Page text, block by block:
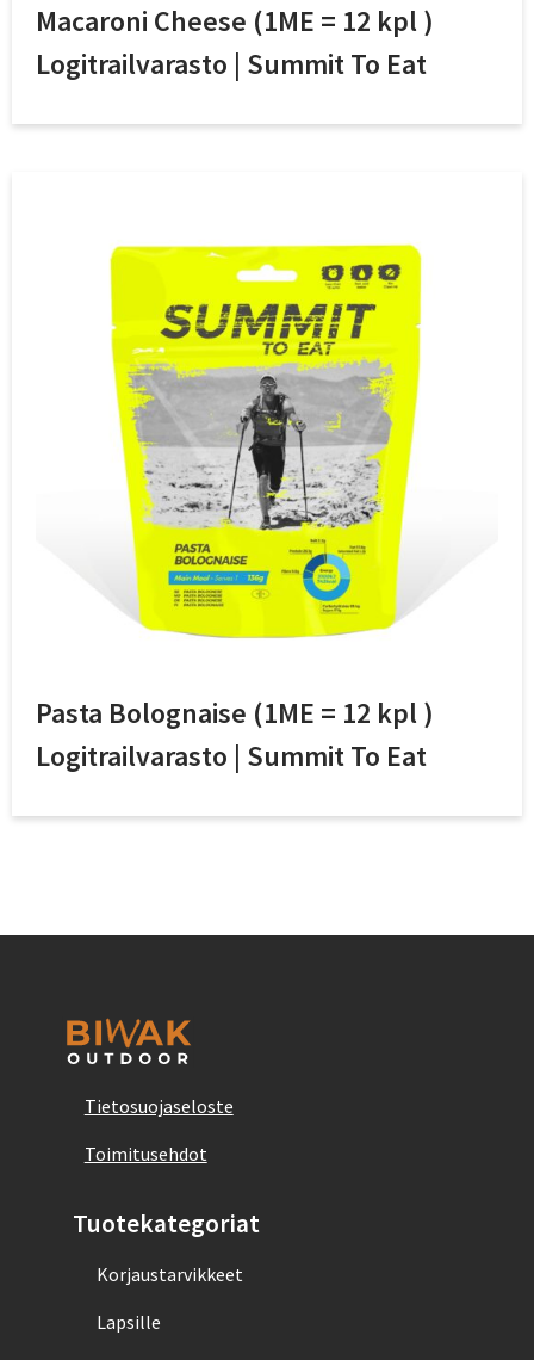
Macaroni Cheese (1ME = 12 kpl )
Logitrailvarasto | Summit To Eat
Pasta Bolognaise (1ME = 12 kpl )
Logitrailvarasto | Summit To Eat
Tietosuojaseloste
Toimitusehdot
Tuotekategoriat
Korjaustarvikkeet
Lapsille